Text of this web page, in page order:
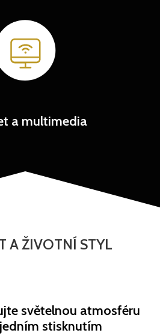
a multimedia
A ŽIVOTNÍ STYL
světelnou atmosféru
jedním stisknutím